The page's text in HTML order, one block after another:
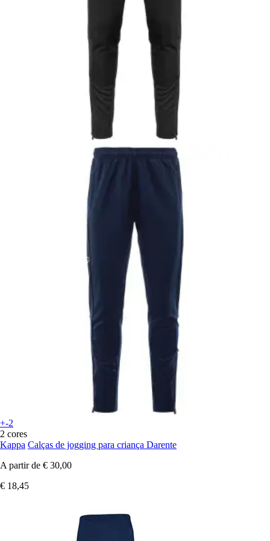
+-2
2 cores
Kappa Calças de jogging para criança Darente
A partir de € 30,00
€ 18,45